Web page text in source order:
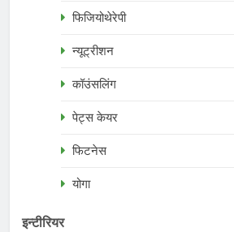
फिजियोथेरेपी
न्यूट्रीशन
कॉउंसलिंग
पेट्स केयर
फिटनेस
योगा
इन्टीरियर